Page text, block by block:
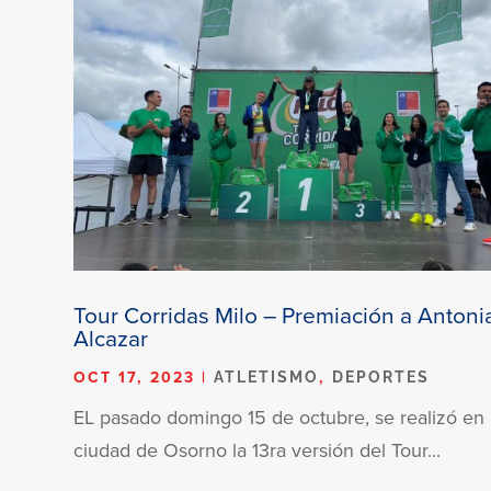
Tour Corridas Milo – Premiación a
Alcazar
OCT 17, 2023 |ATLETISMO, DEPORTES
EL pasado domingo 15 de octubre, se realizó en
ciudad de Osorno la 13ra versión del Tour...